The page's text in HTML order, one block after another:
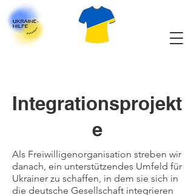
Integrationsprojekt
e
Als Freiwilligenorganisation streben wir
danach, ein unterstützendes Umfeld für
Ukrainer zu schaffen, in dem sie sich in
die deutsche Gesellschaft integrieren